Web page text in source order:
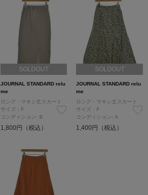
SOLDOUT
JOURNAL STANDARD relu
me
ロング・マキシ丈スカート
サイズ：F
コンディション: B
1,800円（税込）
SOLDOUT
JOURNAL STANDARD relu
me
ロング・マキシ丈スカート
サイズ：F
コンディション: A
1,400円（税込）